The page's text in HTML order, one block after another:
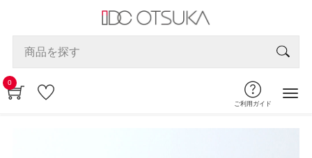
0
ご利用ガイド